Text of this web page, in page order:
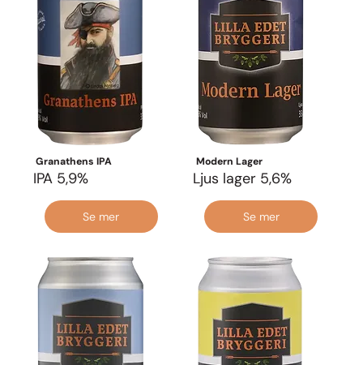
Granathens IPA
IPA 5,9%
Se mer
Modern Lager
Ljus lager 5,6%
Se mer